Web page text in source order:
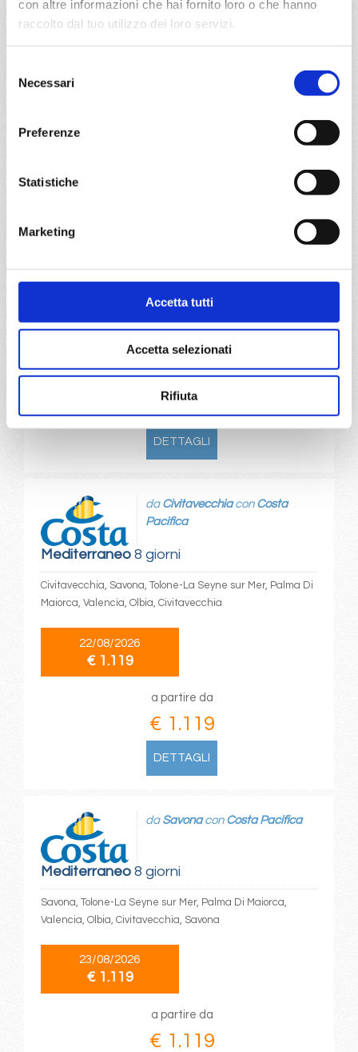
con altre informazioni che hai fornito loro o che hanno
raccolto dal tuo utilizzo dei loro servizi.
delNecessari
Preferenze
Statistiche
Marketing
Accetta tutti
Accetta selezionati
Rifiuta
08/10/2028
€ 1.117
17/10/2028
€ 1.117
Mediterraneo
Pireo, Kusadasi, Istanbul, Corfu, Bari, Trieste, Split croatia,
24/10/2028
€ 1.117
€ 1.117
DETTAGLI
Mediterraneo8 giorni
da Civitavecchiacon Costa
Pacifica
Civitavecchia, Savona, Tolone-La Seyne sur Mer, Palma Di
Maiorca, Valencia, Olbia, Civitavecchia
22/08/2026
€ 1.119
a partire da
€ 1.119
DETTAGLI
Mediterraneo8 giorni
da Savonacon Costa Pacifica
Savona, Tolone-La Seyne sur Mer, Palma Di Maiorca,
Valencia, Olbia, Civitavecchia, Savona
23/08/2026
€ 1.119
a partire da
€ 1.119